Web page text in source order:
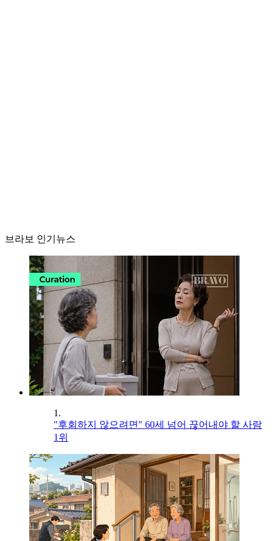
브라보 인기뉴스
1.
"후회하지 않으려면" 60세 넘어 끊어내야 할 사람
1위